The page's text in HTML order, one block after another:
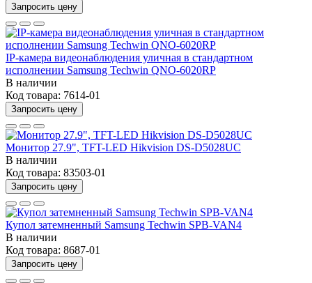
Запросить цену
IP-камера видеонаблюдения уличная в стандартном
исполнении Samsung Techwin QNO-6020RP
В наличии
Код товара: 7614-01
Запросить цену
Монитор 27.9", TFT-LED Hikvision DS-D5028UC
В наличии
Код товара: 83503-01
Запросить цену
Купол затемненный Samsung Techwin SPB-VAN4
В наличии
Код товара: 8687-01
Запросить цену